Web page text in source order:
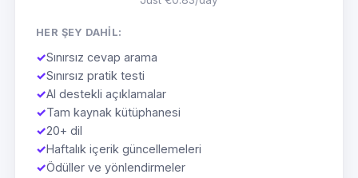
HER ŞEY DAHIL:
✓Sınırsız cevap arama
✓Sınırsız pratik testi
✓AI destekli açıklamalar
✓Tam kaynak kütüphanesi
✓20+ dil
✓Haftalık içerik güncellemeleri
✓Ödüller ve yönlendirmeler